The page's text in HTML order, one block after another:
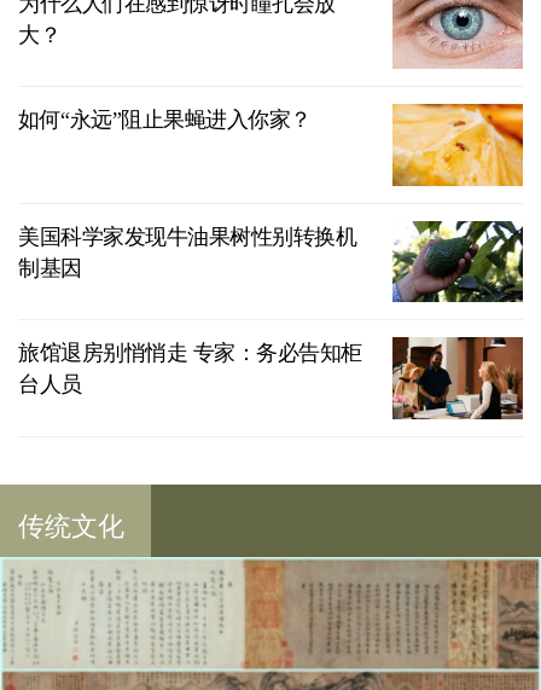
大？
如何“永远”阻止果蝇进入你家？
美国科学家发现牛油果树性别转换机
制基因
旅馆退房别悄悄走 专家：务必告知柜
台人员
传统文化